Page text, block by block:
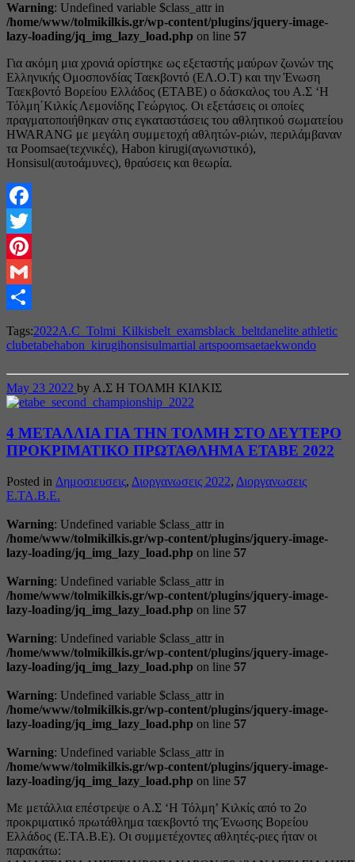
Warning: Undefined variable $class_attr in
/home/www/tolmikilkis.gr/wp-content/plugins/jquery-image-
lazy-loading/jq_img_lazy_load.php on line 57
Για ακόμη μια χρονιά ορίστηκε ως εξεταστής μαύρων ζωνών της
Ελληνικής Ομοσπονδίας Ταεκβοντό (ΕΛ.Ο.Τ) και την Ένωση
Ταεκβοντό Βορείου Ελλάδος (ΕΤΑΒΕ) ο δάσκαλος του Α.Σ ‘Η
Τόλμη΄Κιλκίς Λεμονίδης Γεώργιος. Οι εξετάσεις οι οποίες
πραγματοποιήθηκαν στις εγκαταστάσεις του αθλητικού σωματείου
HWARANG με μεγάλη συμμετοχή αθλητών-ριών, περιλάμβαναν
τα Poomsae(τεχνικές), Habon kirugi(αγωνιστικό),
Honsisul(αυτοάμυνες), θραύσεις και θεωρία.
Facebook
Twitter
Pinterest
Gmail
Tags:2022A.C_Tolmi_Kilkisbelt_examsblack_beltdanelite athletic
clubetabehabon_kirugihonsisulmartial artspoomsaetaekwondo
May 23 2022 by Α.Σ Η ΤΟΛΜΗ ΚΙΛΚΙΣ
4 ΜΕΤΑΛΛΙΑ ΓΙΑ ΤΗΝ ΤΟΛΜΗ ΣΤΟ ΔΕΥΤΕΡΟ
ΠΡΟΚΡΙΜΑΤΙΚΟ ΠΡΩΤΑΘΛΗΜΑ ΕΤΑΒΕ 2022
Posted in Δημοσιευσεις, Διοργανωσεις 2022, Διοργανωσεις
Ε.ΤΑ.Β.Ε.
Warning: Undefined variable $class_attr in
/home/www/tolmikilkis.gr/wp-content/plugins/jquery-image-
lazy-loading/jq_img_lazy_load.php on line 57
Warning: Undefined variable $class_attr in
/home/www/tolmikilkis.gr/wp-content/plugins/jquery-image-
lazy-loading/jq_img_lazy_load.php on line 57
Warning: Undefined variable $class_attr in
/home/www/tolmikilkis.gr/wp-content/plugins/jquery-image-
lazy-loading/jq_img_lazy_load.php on line 57
Warning: Undefined variable $class_attr in
/home/www/tolmikilkis.gr/wp-content/plugins/jquery-image-
lazy-loading/jq_img_lazy_load.php on line 57
Warning: Undefined variable $class_attr in
/home/www/tolmikilkis.gr/wp-content/plugins/jquery-image-
lazy-loading/jq_img_lazy_load.php on line 57
Με μετάλλια επέστρεψε ο Α.Σ ‘Η Τόλμη’ Κιλκίς από το 2ο
προκριματικό πρωτάθλημα ταεκβοντό της Ένωσης Βορείου
Ελλάδος (Ε.ΤΑ.Β.Ε). Οι συμμετέχοντες αθλητές-ριες ήταν οι
παρακάτω: